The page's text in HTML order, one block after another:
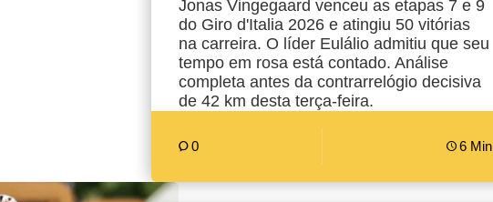
Jonas Vingegaard venceu as etapas 7 e 9
do Giro d'Italia 2026 e atingiu 50 vitórias
na carreira. O líder Eulálio admitiu que seu
tempo em rosa está contado. Análise
completa antes da contrarrelógio decisiva
de 42 km desta terça-feira.
0 6 Min